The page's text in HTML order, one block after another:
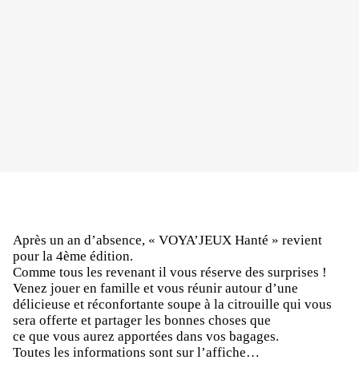
Après un an d’absence, « VOYA’JEUX Hanté » revient
pour la 4ème édition.
Comme tous les revenant il vous réserve des surprises !
Venez jouer en famille et vous réunir autour d’une
délicieuse et réconfortante soupe à la citrouille qui vous
sera offerte et partager les bonnes choses que
ce que vous aurez apportées dans vos bagages.
Toutes les informations sont sur l’affiche…